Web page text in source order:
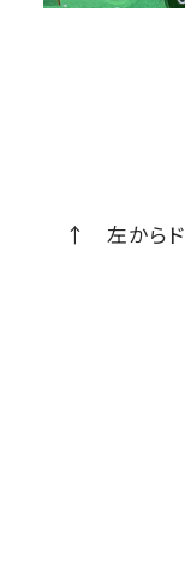
↑ 左からドロ